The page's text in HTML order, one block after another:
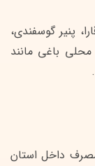
پنیر گوسفندی،
باغی مانند
داخل استان